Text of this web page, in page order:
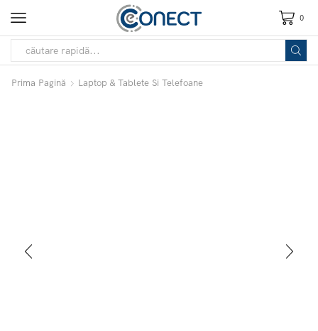
0
Prima Pagină Laptop & Tablete Si Telefoane